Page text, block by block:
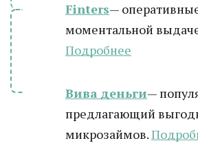
Finters—
моментальной
Подробнее
Вива деньги—
предлагающий
микрозаймов.